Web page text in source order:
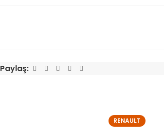
Paylaş:
RENAULT